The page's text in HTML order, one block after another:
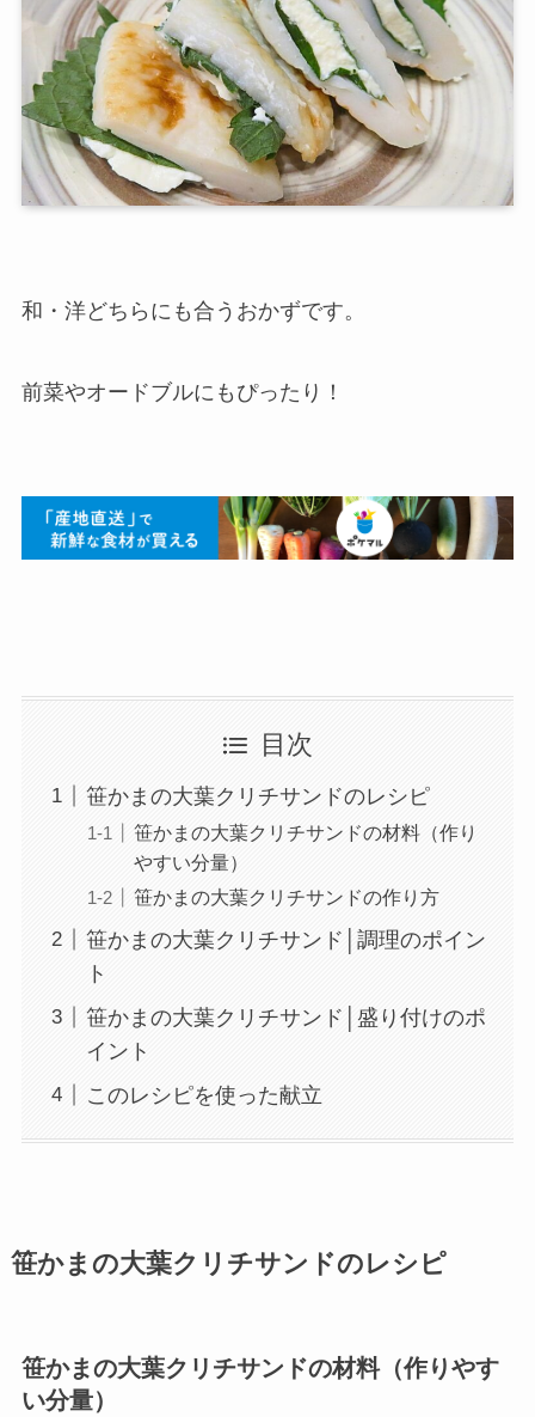
和・洋どちらにも合うおかずです。
前菜やオードブルにもぴったり！
目次
笹かまの大葉クリチサンドのレシピ
笹かまの大葉クリチサンドの材料（作り
やすい分量）
笹かまの大葉クリチサンドの作り方
笹かまの大葉クリチサンド│調理のポイン
ト
笹かまの大葉クリチサンド│盛り付けのポ
イント
このレシピを使った献立
笹かまの大葉クリチサンドのレシピ
笹かまの大葉クリチサンドの材料（作りやす
い分量）